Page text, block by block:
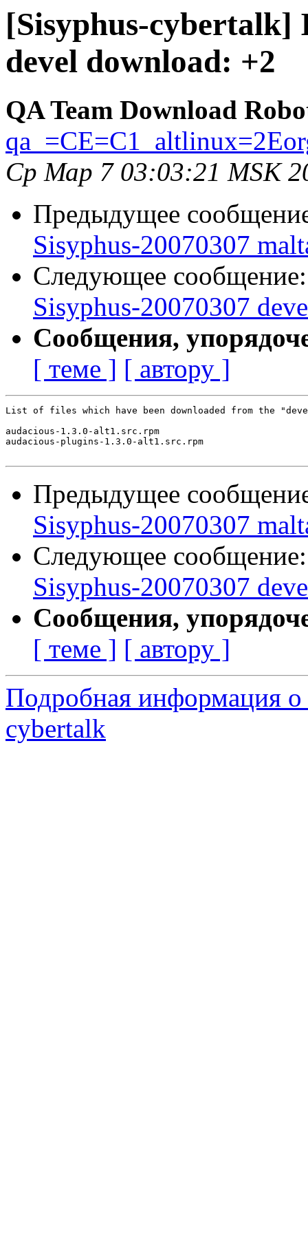
[Sisyphus-cybertalk]
devel download: +2
QA Team Download
Ср Мар 7 03:03:21 MSK
Предыдущее
Sisyphus-20070307
Следующее
Sisyphus-20070307
Сообщения,
[ теме ] [ автору ]
List of files which have been downloaded from the
audacious-1.3.0-alt1.src.rpm
audacious-plugins-1.3.0-alt1.src.rpm
Предыдущее
Sisyphus-20070307
Следующее
Sisyphus-20070307
Сообщения,
[ теме ] [ автору ]
Подробная информация о
cybertalk